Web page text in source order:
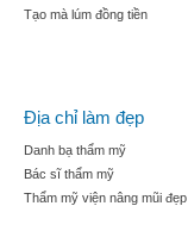
Tạo mà lúm đồng tiền
Địa chỉ làm đẹp
Danh bạ thẩm mỹ
Bác sĩ thẩm mỹ
Thẩm mỹ viện nâng mũi đẹp